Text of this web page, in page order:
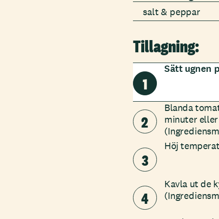
salt & peppar
Tillagning:
1
Sätt ugnen
2
Blanda
minuter
3
Höj
4
Kavla ut de